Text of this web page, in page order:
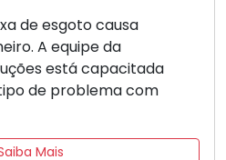
de esgoto causa
A equipe da
está capacitada
de problema com
Mais